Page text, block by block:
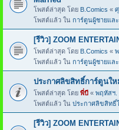
โพสต์ล่าสุด โดย B.Comics «
โพสต์แล้ว ใน การ์ตูนผู้ชายแล
[รีวิว] ZOOM
โพสต์ล่าสุด โดย B.Comics «
โพสต์แล้ว ใน การ์ตูนผู้ชายแล
ประกาศลิขสิทธิ์การ์ตูนให
โพสต์ล่าสุด โดย พี่บี « พฤหัสฯ.
โพสต์แล้ว ใน ประกาศลิขสิทธิ์
[รีวิว] ZOOM